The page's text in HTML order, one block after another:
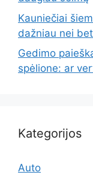
Kauniečiai
dažniau nei
Gedimo
spėlione: ar
Kategorijos
Auto